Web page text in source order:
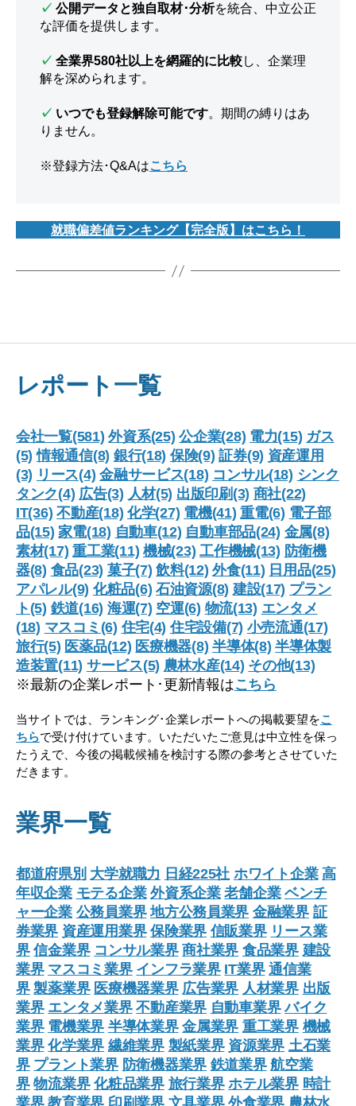
✓ 公開データと独自取材･分析を統合、中立公正
な評価を提供します。
✓ 全業界580社以上を網羅的に比較し、企業理
解を深められます。
✓ いつでも登録解除可能です。期間の縛りはあ
りません。
※登録方法･Q&Aはこちら
就職偏差値ランキング【完全版】はこちら！
レポート一覧
会社一覧(581) 外資系(25) 公企業(28) 電力(15) ガス
(5) 情報通信(8) 銀行(18) 保険(9) 証券(9) 資産運用
(3) リース(4) 金融サービス(18) コンサル(18) シンク
タンク(4) 広告(3) 人材(5) 出版印刷(3) 商社(22)
IT(36) 不動産(18) 化学(27) 電機(41) 重電(6) 電子部
品(15) 家電(18) 自動車(12) 自動車部品(24) 金属(8)
素材(17) 重工業(11) 機械(23) 工作機械(13) 防衛機
器(8) 食品(23) 菓子(7) 飲料(12) 外食(11) 日用品(25)
アパレル(9) 化粧品(6) 石油資源(8) 建設(17) プラン
ト(5) 鉄道(16) 海運(7) 空運(6) 物流(13) エンタメ
(18) マスコミ(6) 住宅(4) 住宅設備(7) 小売流通(17)
旅行(5) 医薬品(12) 医療機器(8) 半導体(8) 半導体製
造装置(11) サービス(5) 農林水産(14) その他(13)
※最新の企業レポート･更新情報はこちら
当サイトでは、ランキング･企業レポートへの掲載要望をこ
ちらで受け付けています。いただいたご意見は中立性を保っ
たうえで、今後の掲載候補を検討する際の参考とさせていた
だきます。
業界一覧
都道府県別 大学就職力 日経225社 ホワイト企業 高
年収企業 モテる企業 外資系企業 老舗企業 ベンチ
ャー企業 公務員業界 地方公務員業界 金融業界 証
券業界 資産運用業界 保険業界 信販業界 リース業
界 信金業界 コンサル業界 商社業界 食品業界 建設
業界 マスコミ業界 インフラ業界 IT業界 通信業
界 製薬業界 医療機器業界 広告業界 人材業界 出版
業界 エンタメ業界 不動産業界 自動車業界 バイク
業界 電機業界 半導体業界 金属業界 重工業界 機械
業界 化学業界 繊維業界 製紙業界 資源業界 土石業
界 プラント業界 防衛機器業界 鉄道業界 航空業
界 物流業界 化粧品業界 旅行業界 ホテル業界 時計